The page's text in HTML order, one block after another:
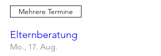
Mehrere Termine
Elternberatung
Mo., 17. Aug.